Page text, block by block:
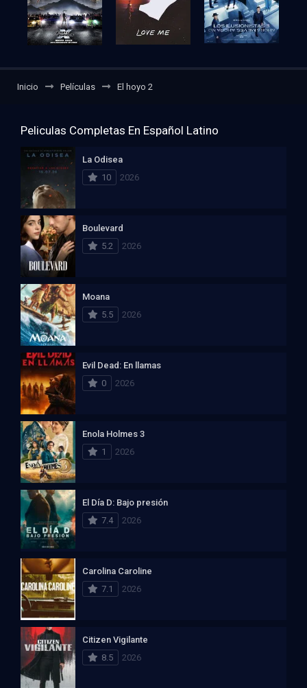
Inicio Películas El hoyo 2
Peliculas Completas En Español Latino
La Odisea
10
2026
Boulevard
5.2
2026
Moana
5.5
2026
Evil Dead: En llamas
0
2026
Enola Holmes 3
1
2026
El Día D: Bajo presión
7.4
2026
Carolina Caroline
7.1
2026
Citizen Vigilante
8.5
2026